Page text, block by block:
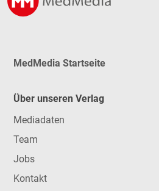
MedMedia Startseite
Über unseren Verlag
Mediadaten
Team
Jobs
Kontakt